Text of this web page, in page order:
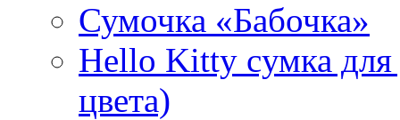
Сумочка «Бабочка»
Hello Kitty cумка для
цвета)